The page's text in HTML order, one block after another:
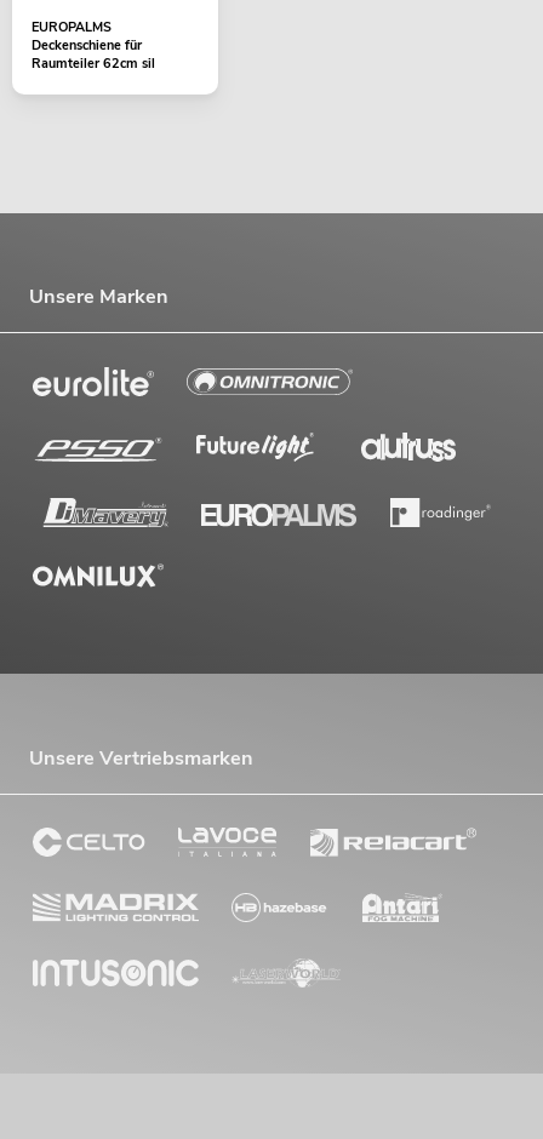
EUROPALMS
Deckenschiene für
Raumteiler 62cm sil
Unsere Marken
Unsere Vertriebsmarken